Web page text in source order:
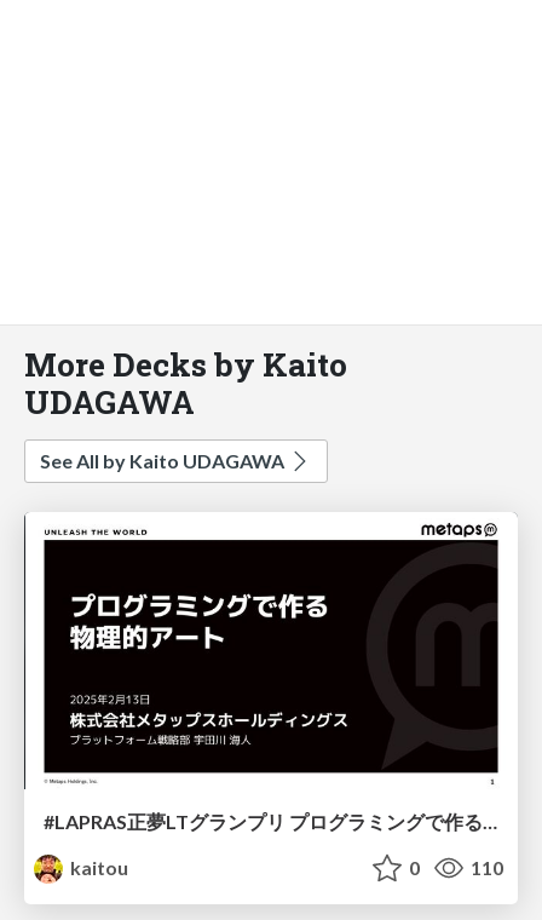
More Decks by Kaito
UDAGAWA
See All by Kaito UDAGAWA
#LAPRAS正夢LTグランプリ プログラミングで作る物理的アート
kaitou
0 110